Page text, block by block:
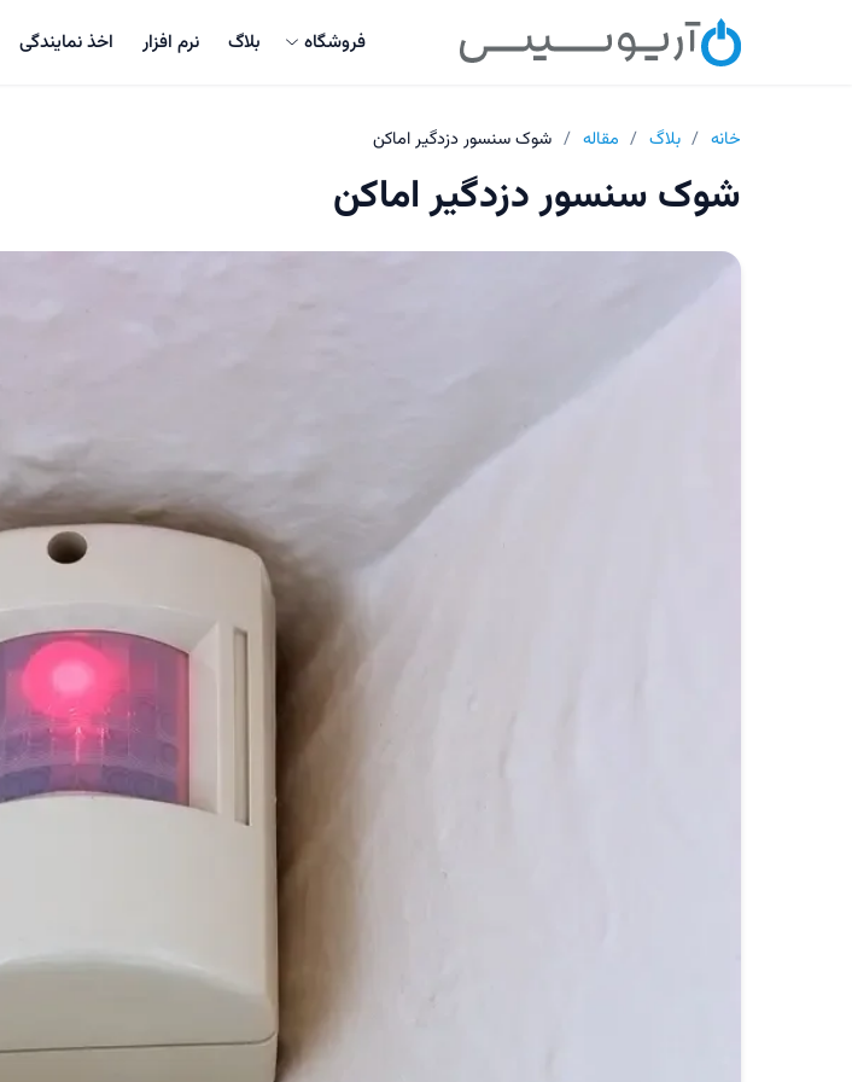
فروشگاه بلاگ نرم افزار اخذ نمایندگی
خانه / بلاگ / مقاله / شوک سنسور دزدگیر اماکن
شوک سنسور دزدگیر اماکن